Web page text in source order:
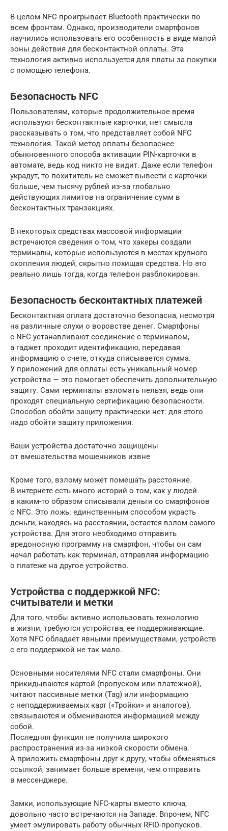
В целом NFC проигрывает Bluetooth практически по
всем фронтам. Однако, производители смартфонов
научились использовать его особенность в виде малой
зоны действия для бесконтактной оплаты. Эта
технология активно используется для платы за покупки
с помощью телефона.
Безопасность NFC
Пользователям, которые продолжительное время
используют бесконтактные карточки, нет смысла
рассказывать о том, что представляет собой NFC
технология. Такой метод оплаты безопаснее
обыкновенного способа активации PIN-карточки в
автомате, ведь код никто не видит. Даже если телефон
украдут, то похититель не сможет вывести с карточки
больше, чем тысячу рублей из-за глобально
действующих лимитов на ограничение сумм в
бесконтактных транзакциях.
В некоторых средствах массовой информации
встречаются сведения о том, что хакеры создали
терминалы, которые используются в местах крупного
скопления людей, скрытно похищая средства. Но это
реально лишь тогда, когда телефон разблокирован.
Безопасность бесконтактных платежей
Бесконтактная оплата достаточно безопасна, несмотря
на различные слухи о воровстве денег. Смартфоны
с NFC устанавливают соединение с терминалом,
а гаджет проходит идентификацию, передавая
информацию о счете, откуда списывается сумма.
У приложений для оплаты есть уникальный номер
устройства — это помогает обеспечить дополнительную
защиту. Сами терминалы взломать нельзя, ведь они
проходят специальную сертификацию безопасности.
Способов обойти защиту практически нет: для этого
надо обойти защиту приложения.
Ваши устройства достаточно защищены
от вмешательства мошенников извне
Кроме того, взлому может помешать расстояние.
В интернете есть много историй о том, как у людей
в каким-то образом списывали деньги со смартфонов
с NFC. Это ложь: единственным способом украсть
деньги, находясь на расстоянии, остается взлом самого
устройства. Для этого необходимо отправить
вредоносную программу на смартфон, чтобы он сам
начал работать как терминал, отправляя информацию
о платеже на другое устройство.
Устройства с поддержкой NFC:
считыватели и метки
Для того, чтобы активно использовать технологию
в жизни, требуются устройства, ее поддерживающие.
Хотя NFC обладает явными преимуществами, устройств
с его поддержкой не так мало.
Основными носителями NFC стали смартфоны. Они
прикидываются картой (пропуском или платежной),
читают пассивные метки (Tag) или информацию
с неподдерживаемых карт («Тройки» и аналогов),
связываются и обмениваются информацией между
собой.
Последняя функция не получила широкого
распространения из-за низкой скорости обмена.
А приложить смартфоны друг к другу, чтобы обменяться
ссылкой, занимает больше времени, чем отправить
в мессенджере.
Замки, использующие NFC-карты вместо ключа,
довольно часто встречаются на Западе. Впрочем, NFC
умеет эмулировать работу обычных RFID-пропусков.